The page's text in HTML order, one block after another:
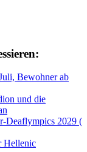
Bewohner ab
und die
Deaflympics 2029 (
Hellenic